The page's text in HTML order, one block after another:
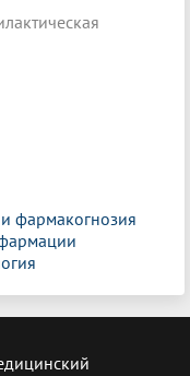
фармакогнозия